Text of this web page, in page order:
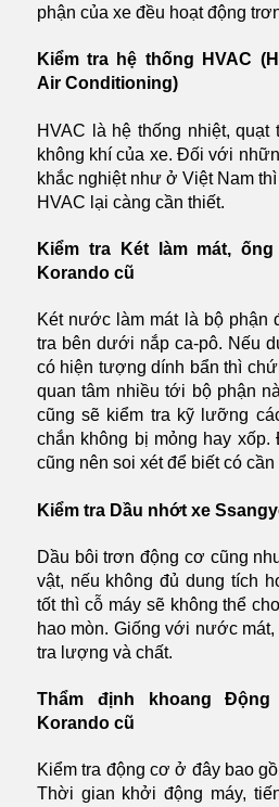
phận của xe đều hoạt động
Kiểm tra hệ thống HVAC
Air Conditioning)
HVAC là hệ thống nhiệt, quạt
không khí của xe. Đối với
khắc nghiệt như ở Việt Nam
HVAC lại càng cần thiết.
Kiểm tra Két làm mát,
Korando cũ
Két nước làm mát là bộ phận
tra bên dưới nắp ca-pô. Nếu
có hiện tượng dính bẩn thì
quan tâm nhiều tới bộ phận
cũng sẽ kiểm tra kỹ lưỡng
chắn không bị mỏng hay
cũng nên soi xét để biết có
Kiểm tra Dầu nhớt xe
Dầu bôi trơn động cơ cũng
vật, nếu không đủ dung tích
tốt thì cỗ máy sẽ không thể
hao mòn. Giống với nước
tra lượng và chất.
Thẩm định khoang
Korando cũ
Kiểm tra động cơ ở đây bao
Thời gian khởi động máy,